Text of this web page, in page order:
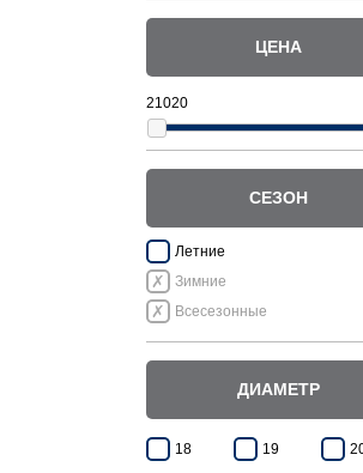
ЦЕНА
СЕЗОН
Летние
Зимние
Всесезонные
ДИАМЕТР
18 19